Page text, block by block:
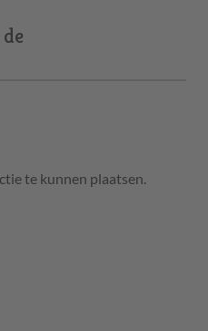
te kunnen plaatsen.